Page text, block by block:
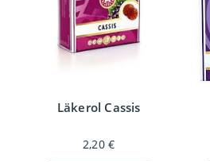
Läkerol Cassis
2,20€